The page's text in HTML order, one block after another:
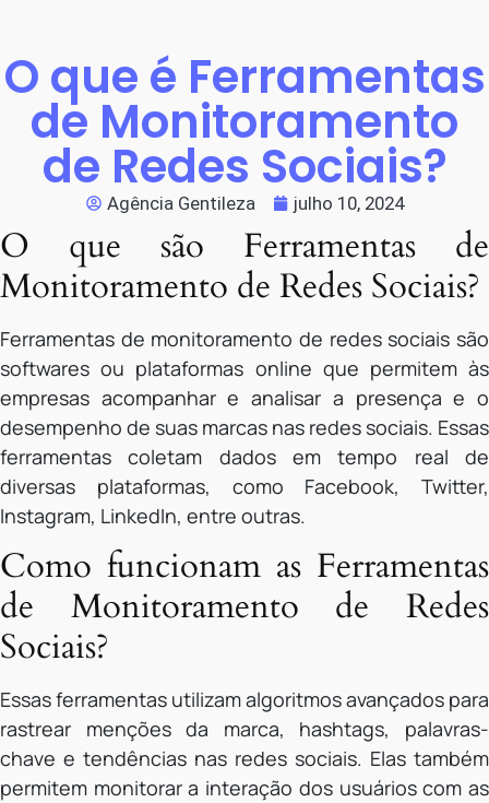
O que é Ferramentas
de Monitoramento
de Redes Sociais?
Agência Gentileza julho 10, 2024
O que são Ferramentas de
Monitoramento de Redes Sociais?
Ferramentas de monitoramento de redes sociais são
softwares ou plataformas online que permitem às
empresas acompanhar e analisar a presença e o
desempenho de suas marcas nas redes sociais. Essas
ferramentas coletam dados em tempo real de
diversas plataformas, como Facebook, Twitter,
Instagram, LinkedIn, entre outras.
Como funcionam as Ferramentas
de Monitoramento de Redes
Sociais?
Essas ferramentas utilizam algoritmos avançados para
rastrear menções da marca, hashtags, palavras-
chave e tendências nas redes sociais. Elas também
permitem monitorar a interação dos usuários com as